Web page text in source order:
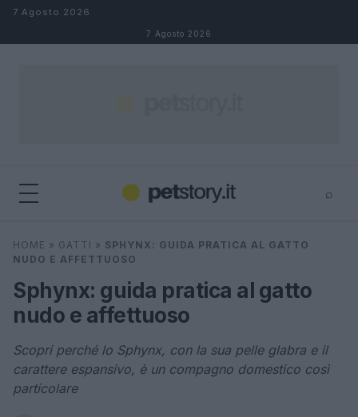
Salta al contenuto
7 Agosto 2026
7 Agosto 2026
⌕
Cerca ⌕
HOME » GATTI » SPHYNX: GUIDA PRATICA AL GATTO
NUDO E AFFETTUOSO
Sphynx: guida pratica al gatto
nudo e affettuoso
Scopri perché lo Sphynx, con la sua pelle glabra e il
carattere espansivo, è un compagno domestico così
particolare